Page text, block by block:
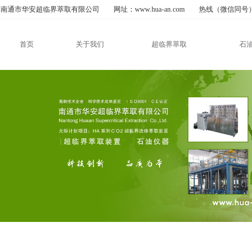
南通市华安超临界萃取有限公司 网址：www.hua-an.com 热线（微信同号
首页 关于我们 超临界萃取 石